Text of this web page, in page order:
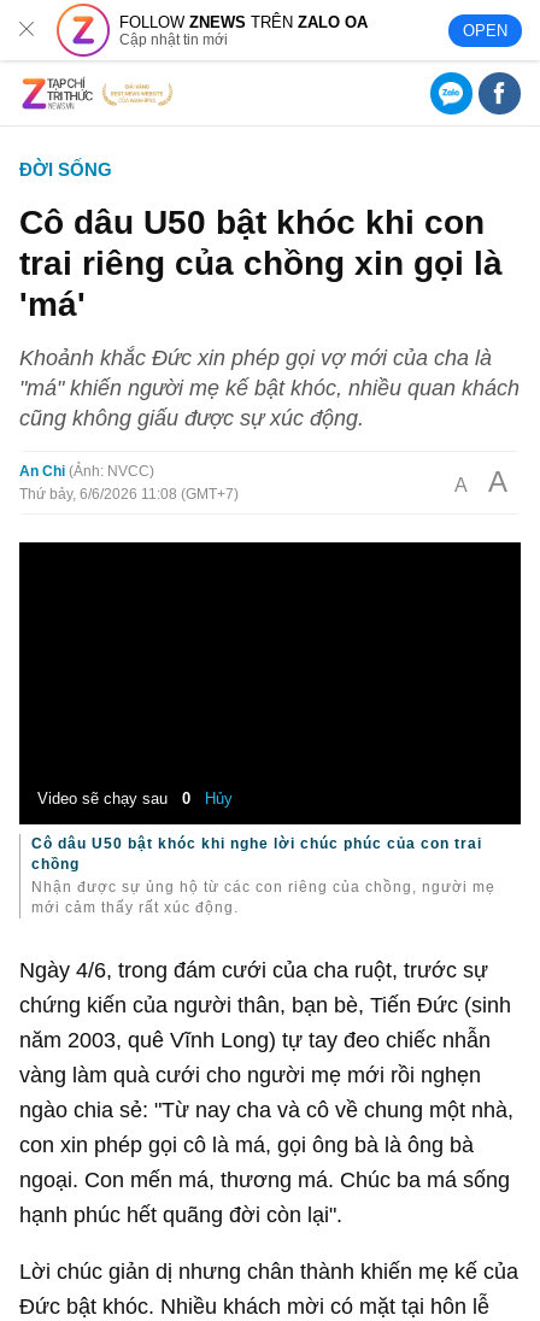
FOLLOWZNEWS TRÊNZALO OA
Cập nhật tin mới OPEN
ĐỜI SỐNG
Cô dâu U50 bật khóc khi con
trai riêng của chồng xin gọi là
'má'
Khoảnh khắc Đức xin phép gọi vợ mới của cha là
"má" khiến người mẹ kế bật khóc, nhiều quan khách
cũng không giấu được sự xúc động.
An Chi Ảnh: NVCC
Thứ bảy, 6/6/2026 11:08 (GMT+7)
A A
Video sẽ chạy sau 0 Hủy
Cô dâu U50 bật khóc khi nghe lời chúc phúc của con trai
chồng
Nhận được sự ủng hộ từ các con riêng của chồng, người mẹ
mới cảm thấy rất xúc động.
Ngày 4/6, trong đám cưới của cha ruột, trước sự
chứng kiến của người thân, bạn bè, Tiến Đức (sinh
năm 2003, quê Vĩnh Long) tự tay đeo chiếc nhẫn
vàng làm quà cưới cho người mẹ mới rồi nghẹn
ngào chia sẻ: "Từ nay cha và cô về chung một nhà,
con xin phép gọi cô là má, gọi ông bà là ông bà
ngoại. Con mến má, thương má. Chúc ba má sống
hạnh phúc hết quãng đời còn lại".
Lời chúc giản dị nhưng chân thành khiến mẹ kế của
Đức bật khóc. Nhiều khách mời có mặt tại hôn lễ